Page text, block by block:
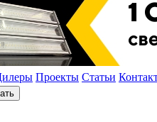
Проекты Статьи